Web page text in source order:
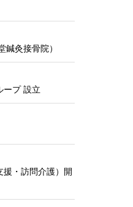
鍼灸接骨院）
ープ 設立
・訪問介護）開